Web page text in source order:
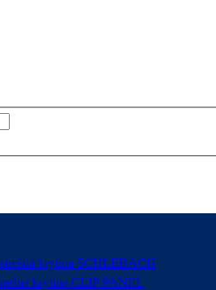
krytina SCHLEBACH
krytina CLIP PANEL